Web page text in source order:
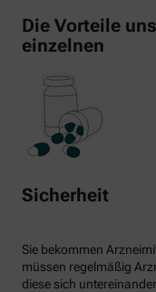
Die Vorteile
einzelnen
Sicherheit
Sie bekommen
müssen regelmäßig
diese sich